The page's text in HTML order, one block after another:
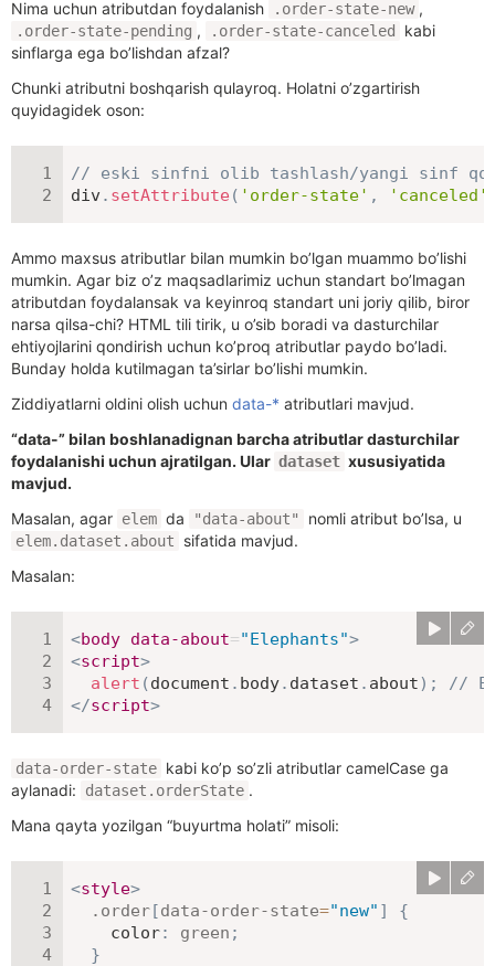
Nima uchun atributdan foydalanish .order-state-new ,
.order-state-pending , .order-state-canceled
kabi
sinflarga ega bo’lishdan afzal?
Chunki atributni boshqarish qulayroq. Holatni o’zgartirish
quyidagidek oson:
// eski sinfni olib tashlash/yangi sinf
div. setAttribute ( 'order-state' , 'canceled'
Ammo maxsus atributlar bilan mumkin bo’lgan muammo bo’lishi
mumkin. Agar biz o’z maqsadlarimiz uchun standart bo’lmagan
atributdan foydalansak va keyinroq standart uni joriy qilib, biror
narsa qilsa-chi? HTML tili tirik, u o’sib boradi va dasturchilar
ehtiyojlarini qondirish uchun ko’proq atributlar paydo bo’ladi.
Bunday holda kutilmagan ta’sirlar bo’lishi mumkin.
Ziddiyatlarni oldini olish uchun data-* atributlari mavjud.
“data-” bilan boshlanadignan barcha atributlar dasturchilar
foydalanishi uchun ajratilgan. Ular dataset xususiyatida
mavjud.
Masalan, agar elem da "data-about" nomli atribut bo’lsa, u
elem.dataset.about
sifatida mavjud.
Masalan:
<body data-about="Elephants">
<script>
alert (document . body. dataset . about) ;
//
</script>
data-order-state kabi ko’p so’zli atributlar camelCase ga
aylanadi:
dataset.orderState .
Mana qayta yozilgan “buyurtma holati” misoli:
<style>
.order[data-order-state="new" ]
{
color: green ;
}